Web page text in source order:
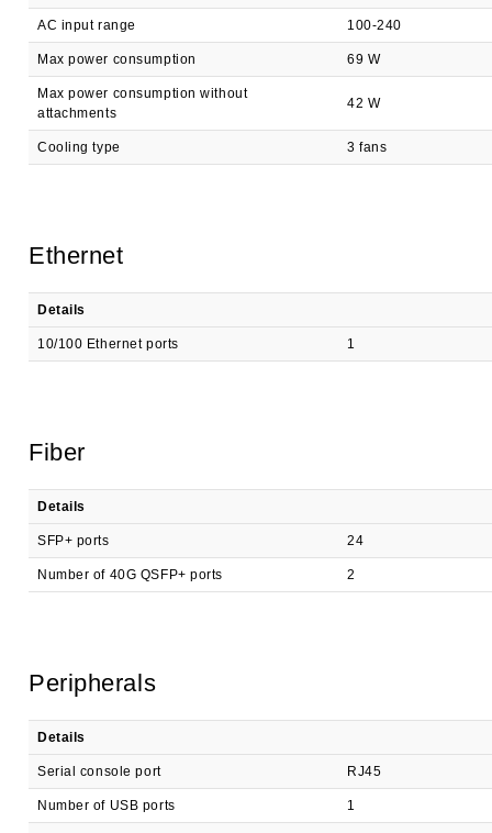
AC input range 100-240
Max power consumption 69 W
Max power consumption without
attachments
42 W
Cooling type 3 fans
Ethernet
Details
10/100 Ethernet ports 1
Fiber
Details
SFP+ ports 24
Number of 40G QSFP+ ports 2
Peripherals
Details
Serial console port RJ45
Number of USB ports 1